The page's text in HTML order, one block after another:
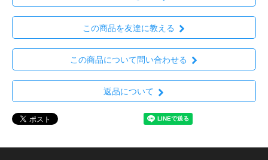
この商品を友達に教える
この商品について問い合わせる
返品について